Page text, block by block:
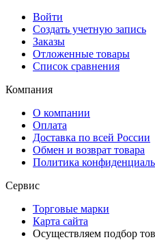
Войти
Создать учетную запись
Заказы
Отложенные товары
Список сравнения
Компания
О компании
Оплата
Доставка по всей России
Обмен и возврат товара
Политика
Сервис
Торговые марки
Карта сайта
Осуществляем подбор